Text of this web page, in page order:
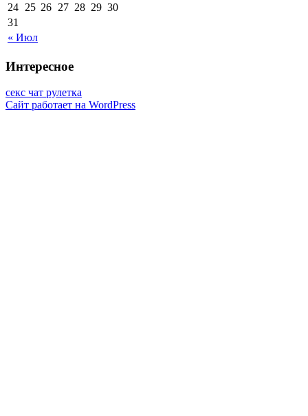
« Июл
24 25 26 27 28 29 30
31
Интересное
секс чат рулетка
Сайт работает на WordPress